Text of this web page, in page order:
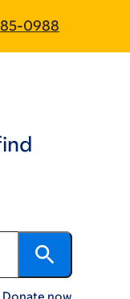
main
footer
0988
Donate now